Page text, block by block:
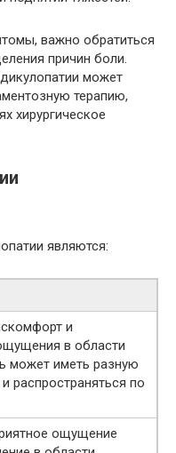
важно обратиться
причин боли.
может
терапию,
хирургическое
являются:
и
в области
может иметь разную
распространяться по
ощущение